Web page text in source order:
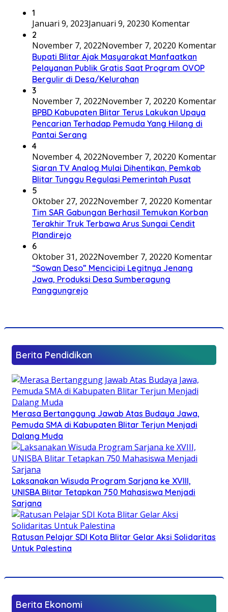
1
Januari 9, 2023Januari 9, 20230 Komentar
2
November 7, 2022November 7, 20220 Komentar
Bupati Blitar Ajak Masyarakat Manfaatkan
Pelayanan Publik Gratis Saat Program OVOP
Bergulir di Desa/Kelurahan
3
November 7, 2022November 7, 20220 Komentar
BPBD Kabupaten Blitar Terus Lakukan Upaya
Pencarian Terhadap Pemuda Yang Hilang di
Pantai Serang
4
November 4, 2022November 7, 20220 Komentar
Siaran TV Analog Mulai Dihentikan, Pemkab
Blitar Tunggu Regulasi Pemerintah Pusat
5
Oktober 27, 2022November 7, 20220 Komentar
Tim SAR Gabungan Berhasil Temukan Korban
Terakhir Truk Terbawa Arus Sungai Cendit
Plandirejo
6
Oktober 31, 2022November 7, 20220 Komentar
“Sowan Deso” Mencicipi Legitnya Jenang
Jawa, Produksi Desa Sumberagung
Panggungrejo
Berita Pendidikan
Merasa Bertanggung Jawab Atas Budaya Jawa,
Pemuda SMA di Kabupaten Blitar Terjun Menjadi
Dalang Muda
Laksanakan Wisuda Program Sarjana ke XVIII,
UNISBA Blitar Tetapkan 750 Mahasiswa Menjadi
Sarjana
Ratusan Pelajar SDI Kota Blitar Gelar Aksi Solidaritas
Untuk Palestina
Berita Ekonomi